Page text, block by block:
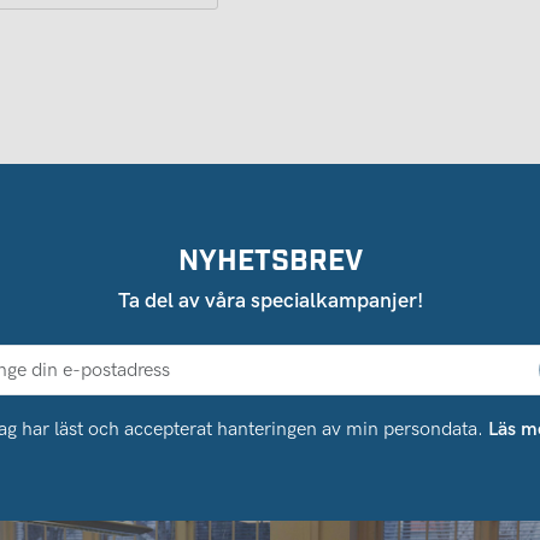
NYHETSBREV
Ta del av våra specialkampanjer!
har läst och accepterat hanteringen av min persondata. Läs